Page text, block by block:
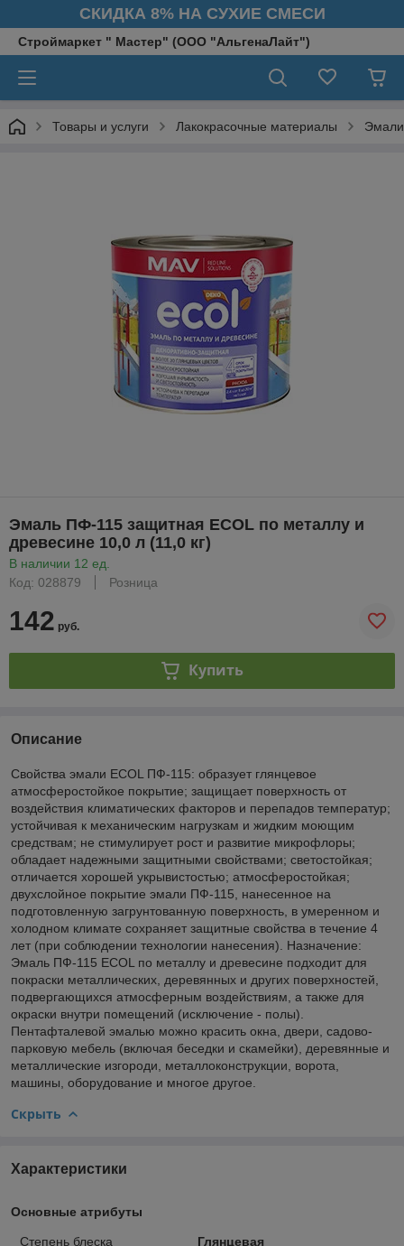
СКИДКА 8% НА СУХИЕ СМЕСИ
Строймаркет " Мастер" (ООО "АльгенаЛайт")
Товары и услуги Лакокрасочные материалы Эмали
Эмаль ПФ-115 защитная ECOL по металлу и
древесине 10,0 л (11,0 кг)
В наличии 12 ед.
Код: 028879
Розница
142 руб.
Купить
Описание
Свойства эмали ECOL ПФ-115: образует глянцевое
атмосферостойкое покрытие; защищает поверхность от
воздействия климатических факторов и перепадов температур;
устойчивая к механическим нагрузкам и жидким моющим
средствам; не стимулирует рост и развитие микрофлоры;
обладает надежными защитными свойствами; светостойкая;
отличается хорошей укрывистостью; атмосферостойкая;
двухслойное покрытие эмали ПФ-115, нанесенное на
подготовленную загрунтованную поверхность, в умеренном и
холодном климате сохраняет защитные свойства в течение 4
лет (при соблюдении технологии нанесения). Назначение:
Эмаль ПФ-115 ECOL по металлу и древесине подходит для
покраски металлических, деревянных и других поверхностей,
подвергающихся атмосферным воздействиям, а также для
окраски внутри помещений (исключение - полы).
Пентафталевой эмалью можно красить окна, двери, садово-
парковую мебель (включая беседки и скамейки), деревянные и
металлические изгороди, металлоконструкции, ворота,
машины, оборудование и многое другое.
Скрыть
Характеристики
Основные атрибуты
Степень блеска Глянцевая